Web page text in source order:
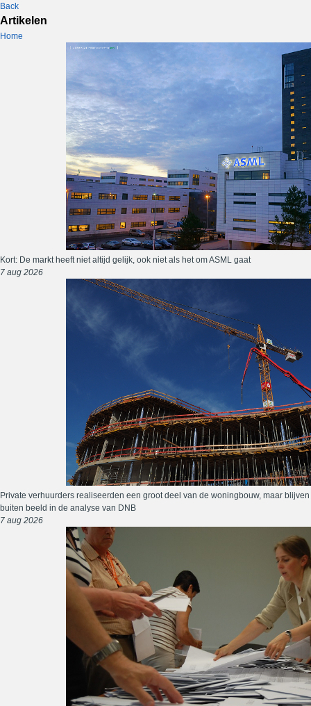
Back
Artikelen
Home
Kort: De markt heeft niet altijd gelijk, ook niet als het om ASML gaat
7 aug 2026
Private verhuurders realiseerden een groot deel van de woningbouw, maar blijven
buiten beeld in de analyse van DNB
7 aug 2026